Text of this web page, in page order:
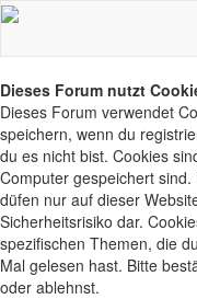
Dieses Forum nutzt
Dieses Forum verwendet
speichern, wenn du
du es nicht bist. Cookies
Computer gespeichert
düfen nur auf dieser
Sicherheitsrisiko dar.
spezifischen Themen, die
Mal gelesen hast. Bitte
oder ablehnst.